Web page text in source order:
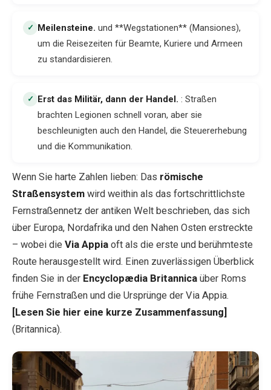
✓ Meilensteine. und **Wegstationen** (Mansiones),
um die Reisezeiten für Beamte, Kuriere und Armeen
zu standardisieren.
✓ Erst das Militär, dann der Handel. : Straßen
brachten Legionen schnell voran, aber sie
beschleunigten auch den Handel, die Steuererhebung
und die Kommunikation.
Wenn Sie harte Zahlen lieben: Das römische
Straßensystem wird weithin als das fortschrittlichste
Fernstraßennetz der antiken Welt beschrieben, das sich
über Europa, Nordafrika und den Nahen Osten erstreckte
– wobei die Via Appia oft als die erste und berühmteste
Route herausgestellt wird. Einen zuverlässigen Überblick
finden Sie in der Encyclopædia Britannica über Roms
frühe Fernstraßen und die Ursprünge der Via Appia.
[Lesen Sie hier eine kurze Zusammenfassung]
(Britannica).